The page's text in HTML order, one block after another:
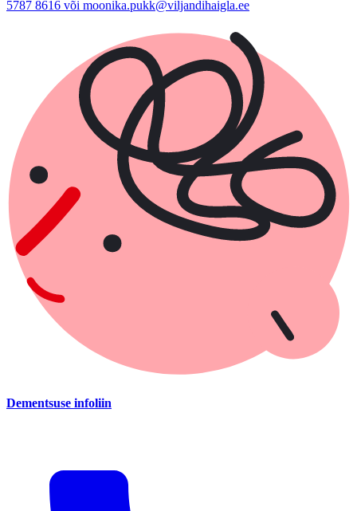
5787 8616 või moonika.pukk@viljandihaigla.ee
Dementsuse infoliin